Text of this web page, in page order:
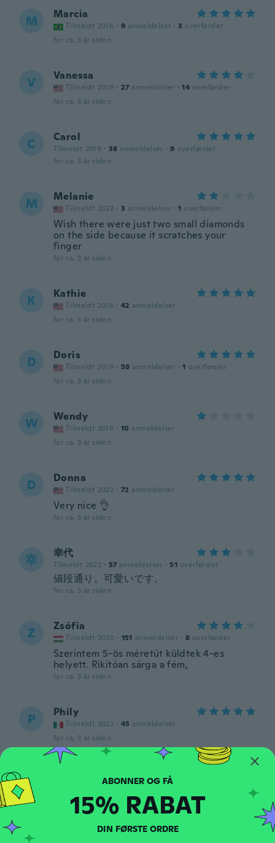
M Marcia
Tilmeldt 2016 · 9 anmeldelser · 3 overførsler
for ca. 3 år siden
V Vanessa
Tilmeldt 2019 · 27 anmeldelser · 14 overførsler
for ca. 3 år siden
C Carol
Tilmeldt 2019 · 38 anmeldelser · 9 overførsler
for ca. 3 år siden
M Melanie
Tilmeldt 2022 · 3 anmeldelser · 1 overførsler
Wish there were just two small diamonds
on the side because it scratches your
finger
for ca. 3 år siden
K Kathie
Tilmeldt 2016 · 42 anmeldelser
for ca. 3 år siden
D Doris
Tilmeldt 2019 · 58 anmeldelser · 1 overførsler
for ca. 3 år siden
W Wendy
Tilmeldt 2019 · 10 anmeldelser
for ca. 3 år siden
D Donna
Tilmeldt 2022 · 72 anmeldelser
Very nice 👌
for ca. 3 år siden
幸 幸代
Tilmeldt 2022 · 57 anmeldelser · 51 overførsler
値段通り。可愛いです。
for ca. 3 år siden
Z Zsófia
Tilmeldt 2020 · 151 anmeldelser · 8 overførsler
Szerintem 5-ös méretűt küldtek 4-es
helyett. Rikítóan sárga a fém,
for ca. 3 år siden
P Phily
Tilmeldt 2022 · 45 anmeldelser
for ca. 3 år siden
B Tilmeldt 2020 · 11 anmeldelser
for ca. 3 år siden
15% RABAT
DIN FØRSTE ORDRE